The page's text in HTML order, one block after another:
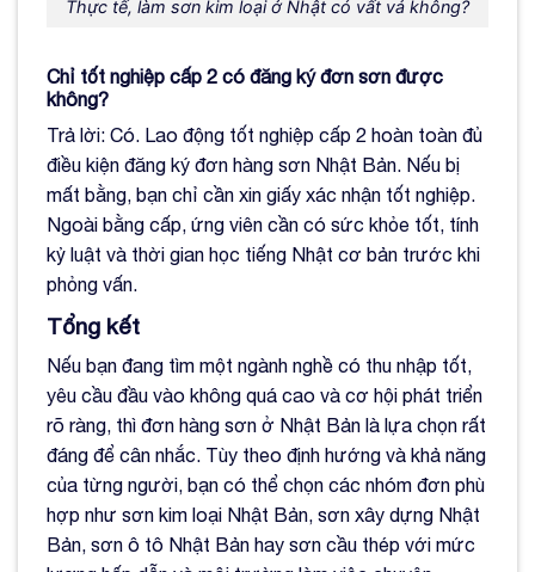
Thực tế, làm sơn kim loại ở Nhật có vất vả không?
Chỉ tốt nghiệp cấp 2 có đăng ký đơn sơn được
không?
Trả lời: Có. Lao động tốt nghiệp cấp 2 hoàn toàn đủ
điều kiện đăng ký đơn hàng sơn Nhật Bản. Nếu bị
mất bằng, bạn chỉ cần xin giấy xác nhận tốt nghiệp.
Ngoài bằng cấp, ứng viên cần có sức khỏe tốt, tính
kỷ luật và thời gian học tiếng Nhật cơ bản trước khi
phỏng vấn.
Tổng kết
Nếu bạn đang tìm một ngành nghề có thu nhập tốt,
yêu cầu đầu vào không quá cao và cơ hội phát triển
rõ ràng, thì đơn hàng sơn ở Nhật Bản là lựa chọn rất
đáng để cân nhắc. Tùy theo định hướng và khả năng
của từng người, bạn có thể chọn các nhóm đơn phù
hợp như sơn kim loại Nhật Bản, sơn xây dựng Nhật
Bản, sơn ô tô Nhật Bản hay sơn cầu thép với mức